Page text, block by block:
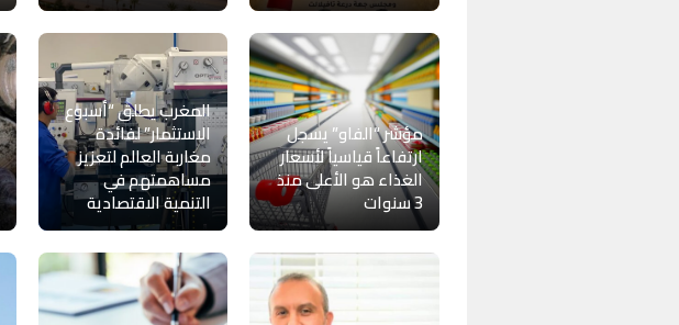
مؤشر “الفاو” يسجل
ارتفاعاً قياسياً لأسعار
الغذاء هو الأعلى منذ
3 سنوات
المغرب يطلق “أسبوع
الاستثمار” لفائدة
مغاربة العالم لتعزيز
مساهمتهم في
التنمية الاقتصادية